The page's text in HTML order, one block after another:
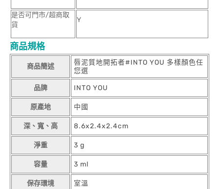
是否可門市/超商取
貨
Y
商品規格
商品簡述
唇泥質地開拓者#INTO YOU 多樣顏色任
您選
品牌 INTO YOU
原產地 中國
深、寬、高 8.6x2.4x2.4cm
淨重 3 g
容量 3 ml
保存環境 室溫